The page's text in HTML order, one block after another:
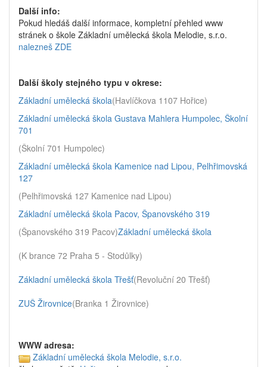
Další info:
Pokud hledáš další informace, kompletní přehled www
stránek o škole Základní umělecká škola Melodie, s.r.o.
nalezneš ZDE
Další školy stejného typu v okrese:
Základní umělecká škola(Havlíčkova 1107 Hořice)
Základní umělecká škola Gustava Mahlera Humpolec, Školní
701
(Školní 701 Humpolec)
Základní umělecká škola Kamenice nad Lipou, Pelhřimovská
127
(Pelhřimovská 127 Kamenice nad Lipou)
Základní umělecká škola Pacov, Španovského 319
(Španovského 319 Pacov)Základní umělecká škola
(K brance 72 Praha 5 - Stodůlky)
Základní umělecká škola Třešť(Revoluční 20 Třešť)
ZUŠ Žirovnice(Branka 1 Žirovnice)
WWW adresa:
Základní umělecká škola Melodie, s.r.o.